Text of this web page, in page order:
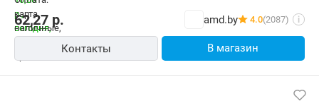
62,27 р. amd.by 4.0(2087) i
Контакты В магазин